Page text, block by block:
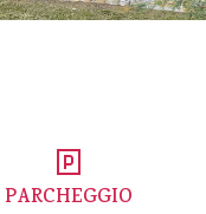
PARCHEGGIO